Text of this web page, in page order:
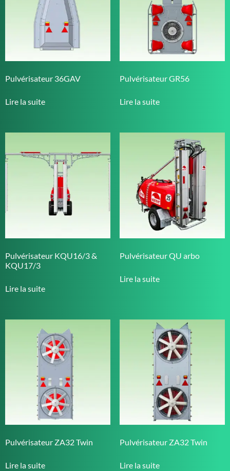
Pulvérisateur 36GAV
Lire la suite
Pulvérisateur GR56
Lire la suite
Pulvérisateur KQU16/3 &
KQU17/3
Lire la suite
Pulvérisateur QU arbo
Lire la suite
Pulvérisateur ZA32 Twin
Lire la suite
Pulvérisateur ZA32 Twin
Lire la suite